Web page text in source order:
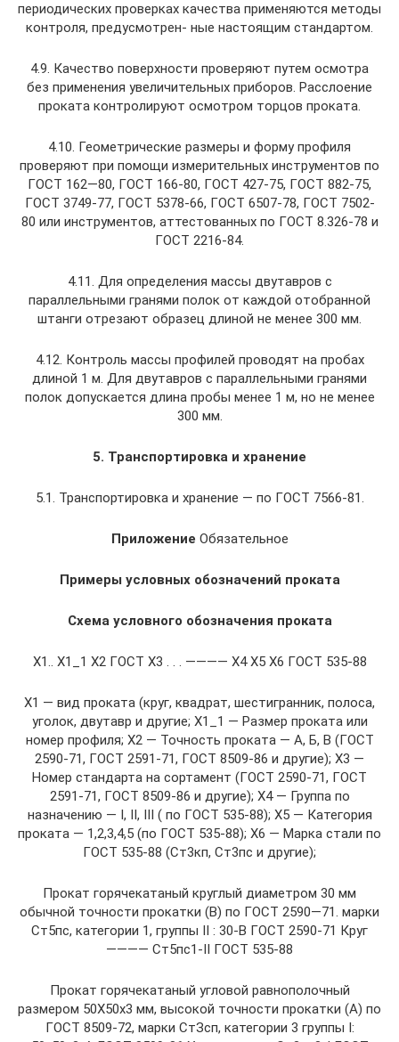
периодических проверках качества применяются методы
контроля, предусмотрен- ные настоящим стандартом.
4.9. Качество поверхности проверяют путем осмотра
без применения увеличительных приборов. Расслоение
проката контролируют осмотром торцов проката.
4.10. Геометрические размеры и форму профиля
проверяют при помощи измерительных инструментов по
ГОСТ 162—80, ГОСТ 166-80, ГОСТ 427-75, ГОСТ 882-75,
ГОСТ 3749-77, ГОСТ 5378-66, ГОСТ 6507-78, ГОСТ 7502-
80 или инструментов, аттестованных по ГОСТ 8.326-78 и
ГОСТ 2216-84.
4.11. Для определения массы двутавров с
параллельными гранями полок от каждой отобранной
штанги отрезают образец длиной не менее 300 мм.
4.12. Контроль массы профилей проводят на пробах
длиной 1 м. Для двутавров с параллельными гранями
полок допускается длина пробы менее 1 м, но не менее
300 мм.
5. Транспортировка и хранение
5.1. Транспортировка и хранение — по ГОСТ 7566-81.
Приложение Обязательное
Примеры условных обозначений проката
Схема условного обозначения проката
X1.. X1_1 X2 ГОСТ X3 . . . ———— X4 X5 Х6 ГОСТ 535-88
Х1 — вид проката (круг, квадрат, шестигранник, полоса,
уголок, двутавр и другие; Х1_1 — Размер проката или
номер профиля; X2 — Точность проката — А, Б, В (ГОСТ
2590-71, ГОСТ 2591-71, ГОСТ 8509-86 и другие); X3 —
Номер стандарта на сортамент (ГОСТ 2590-71, ГОСТ
2591-71, ГОСТ 8509-86 и другие); X4 — Группа по
назначению — I, II, III ( по ГОСТ 535-88); X5 — Категория
проката — 1,2,3,4,5 (по ГОСТ 535-88); X6 — Марка стали по
ГОСТ 535-88 (Ст3кп, Ст3пс и другие);
Прокат горячекатаный круглый диаметром 30 мм
обычной точности прокатки (В) по ГОСТ 2590—71. марки
Ст5пс, категории 1, группы II : 30-В ГОСТ 2590-71 Круг
———— Ст5пс1-II ГОСТ 535-88
Прокат горячекатаный угловой равнополочный
размером 50Х50х3 мм, высокой точности прокатки (А) по
ГОСТ 8509-72, марки СтЗсп, категории 3 группы I: